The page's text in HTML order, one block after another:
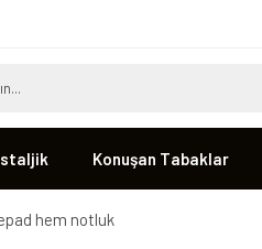
Konuşan Tabaklar
hem notluk